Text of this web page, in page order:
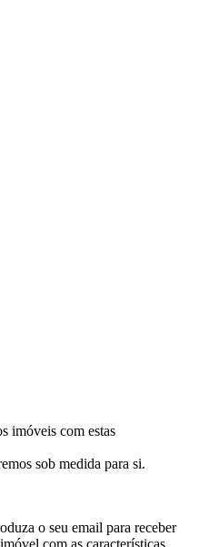
imóveis com estas
sob medida para si.
o seu email para receber
com as características